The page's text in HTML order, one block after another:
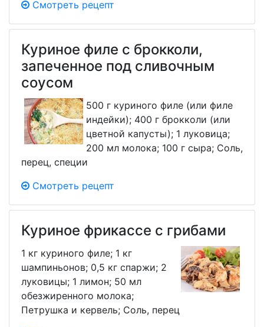
Смотреть рецепт
Куриное филе с брокколи,
запеченное под сливочным
соусом
500 г куриного филе (или филе
индейки); 400 г брокколи (или
цветной капусты); 1 луковица;
200 мл молока; 100 г сыра; Соль,
перец, специи
Смотреть рецепт
Куриное фрикассе с грибами
1 кг куриного филе; 1 кг
шампиньонов; 0,5 кг спаржи; 2
луковицы; 1 лимон; 50 мл
обезжиренного молока;
Петрушка и кервель; Соль, перец